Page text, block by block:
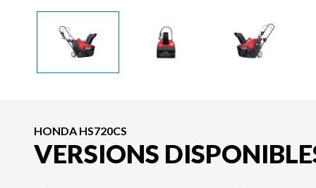
HONDA HS720CS
VERSIONS